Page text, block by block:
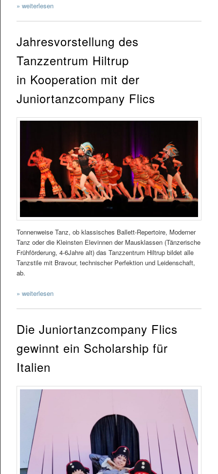
» weiterlesen
Jahresvorstellung des
Tanzzentrum Hiltrup
in Kooperation mit der
Juniortanzcompany Flics
Tonnenweise Tanz, ob klassisches Ballett-Repertoire, Moderner
Tanz oder die Kleinsten Elevinnen der Mausklassen (Tänzerische
Frühförderung, 4-6Jahre alt) das Tanzzentrum Hiltrup bildet alle
Tanzstile mit Bravour, technischer Perfektion und Leidenschaft,
ab.
» weiterlesen
Die Juniortanzcompany Flics
gewinnt ein Scholarship für
Italien